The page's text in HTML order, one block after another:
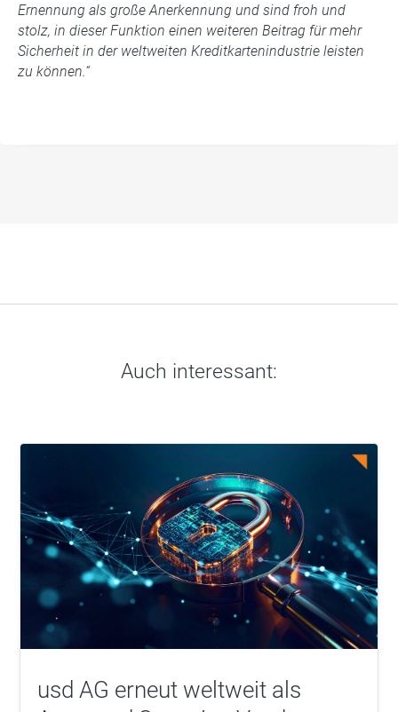
Ernennung als große Anerkennung und sind froh und
stolz, in dieser Funktion einen weiteren Beitrag für mehr
Sicherheit in der weltweiten Kreditkartenindustrie leisten
zu können.“
Auch interessant:
usd AG erneut weltweit als